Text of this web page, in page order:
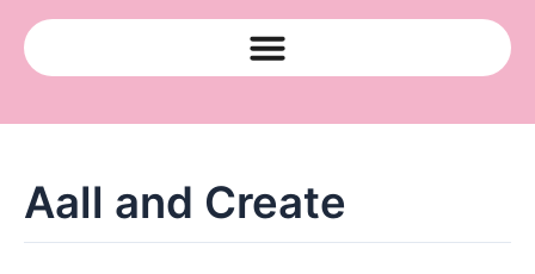
Aall and Create